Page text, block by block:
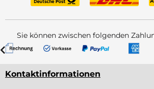
Sie können zwischen folgenden
Kontaktinformationen